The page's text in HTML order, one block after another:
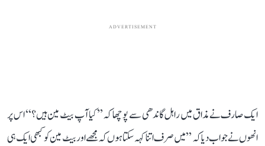
ADVERTISEMENT
ایک صارف نے مذاق میں راہل گاندھی سے پوچھا کہ ’’کیا آپ بیٹ مین ہیں؟‘‘ اس پر
انھوں نے جواب دیا کہ ’’میں صرف اتنا کہہ سکتا ہوں کہ مجھے اور بیٹ مین کو کبھی ایک ہی